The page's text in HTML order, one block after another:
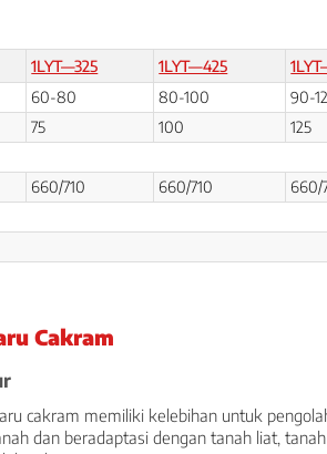
1LYT—325 1LYT—425
60-80 80-100 90-
75 100 125
660/710 660/710 660/
Cakram
cakram memiliki kelebihan untuk
dan beradaptasi dengan tanah liat,